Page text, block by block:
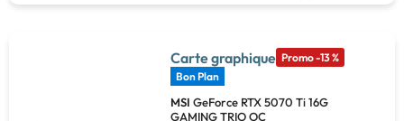
Carte graphique Promo -13 %
Bon Plan
MSI GeForce RTX 5070 Ti 16G
GAMING TRIO OC